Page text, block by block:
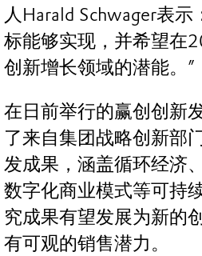
人Harald Schwager表示
标能够实现，并希望在
创新增长领域的潜能。”
在日前举行的赢创创新
了来自集团战略创新部
发成果，涵盖循环经济
数字化商业模式等可持
究成果有望发展为新的
有可观的销售潜力。